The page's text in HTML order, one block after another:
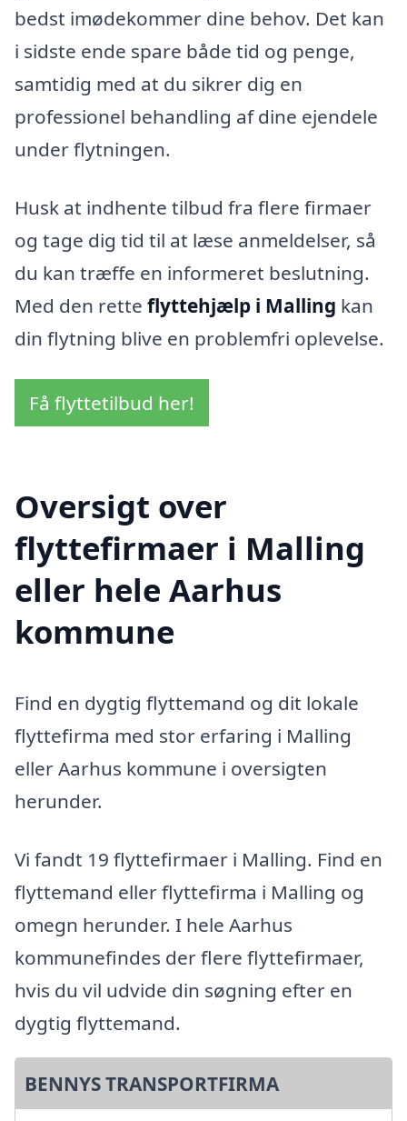
bedst imødekommer dine behov. Det kan
i sidste ende spare både tid og penge,
samtidig med at du sikrer dig en
professionel behandling af dine ejendele
under flytningen.
Husk at indhente tilbud fra flere firmaer
og tage dig tid til at læse anmeldelser, så
du kan træffe en informeret beslutning.
Med den rette flyttehjælp i Malling kan
din flytning blive en problemfri oplevelse.
Få flyttetilbud her!
Oversigt over
flyttefirmaer i Malling
eller hele Aarhus
kommune
Find en dygtig flyttemand og dit lokale
flyttefirma med stor erfaring i Malling
eller Aarhus kommune i oversigten
herunder.
Vi fandt 19 flyttefirmaer i Malling. Find en
flyttemand eller flyttefirma i Malling og
omegn herunder. I hele Aarhus
kommunefindes der flere flyttefirmaer,
hvis du vil udvide din søgning efter en
dygtig flyttemand.
BENNYS TRANSPORTFIRMA